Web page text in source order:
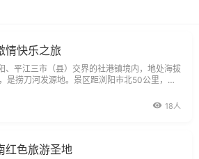
情快乐之旅
、平江三市（县）交界的社港镇境内，地处海拔
是捞刀河发源地。景区距浏阳市北50公里，长
18人
红色旅游圣地